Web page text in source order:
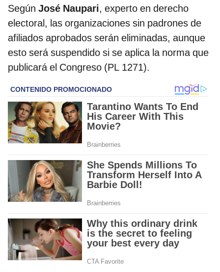
Según José Naupari, experto en derecho
electoral, las organizaciones sin padrones de
afiliados aprobados serán eliminadas, aunque
esto será suspendido si se aplica la norma que
publicará el Congreso (PL 1271).